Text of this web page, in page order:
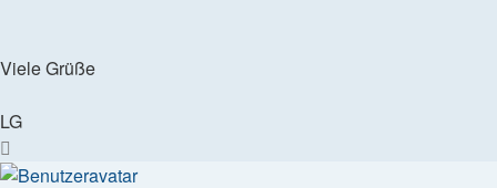
Viele Grüße
LG
oben